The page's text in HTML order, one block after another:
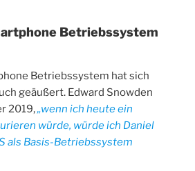
Betriebssystem
Betriebssystem hat sich
geäußert. Edward Snowden
2019,„wenn ich heute ein
würde, würde ich Daniel
als Basis-Betriebssystem